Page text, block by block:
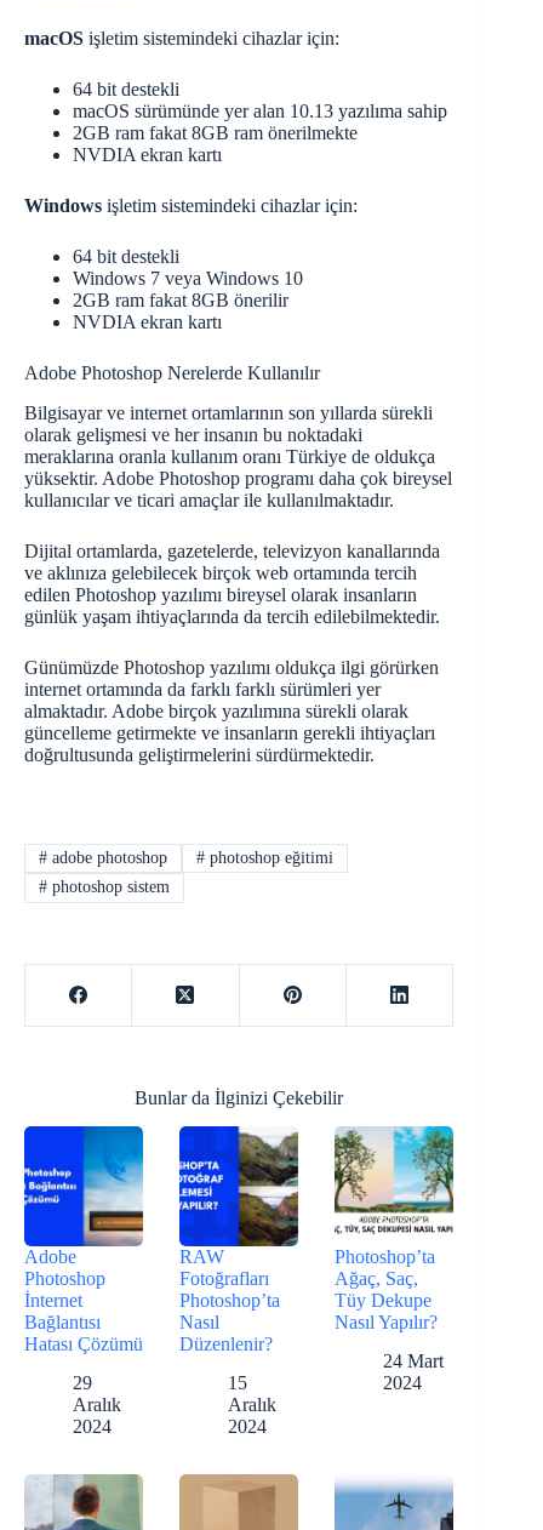
macOS işletim sistemindeki cihazlar için:
64 bit destekli
macOS sürümünde yer alan 10.13 yazılıma sahip
2GB ram fakat 8GB ram önerilmekte
NVDIA ekran kartı
Windows işletim sistemindeki cihazlar için:
64 bit destekli
Windows 7 veya Windows 10
2GB ram fakat 8GB önerilir
NVDIA ekran kartı
Adobe Photoshop Nerelerde Kullanılır
Bilgisayar ve internet ortamlarının son yıllarda sürekli
olarak gelişmesi ve her insanın bu noktadaki
meraklarına oranla kullanım oranı Türkiye de oldukça
yüksektir. Adobe Photoshop programı daha çok bireysel
kullanıcılar ve ticari amaçlar ile kullanılmaktadır.
Dijital ortamlarda, gazetelerde, televizyon kanallarında
ve aklınıza gelebilecek birçok web ortamında tercih
edilen Photoshop yazılımı bireysel olarak insanların
günlük yaşam ihtiyaçlarında da tercih edilebilmektedir.
Günümüzde Photoshop yazılımı oldukça ilgi görürken
internet ortamında da farklı farklı sürümleri yer
almaktadır. Adobe birçok yazılımına sürekli olarak
güncelleme getirmekte ve insanların gerekli ihtiyaçları
doğrultusunda geliştirmelerini sürdürmektedir.
#adobe photoshop #photoshop eğitimi
#photoshop sistem
Bunlar da İlginizi Çekebilir
Adobe
Photoshop
İnternet
Bağlantısı
Hatası Çözümü
29
Aralık
2024
RAW
Fotoğrafları
Photoshop’ta
Nasıl
Düzenlenir?
15
Aralık
2024
Photoshop’ta
Ağaç, Saç,
Tüy Dekupe
Nasıl Yapılır?
24 Mart
2024